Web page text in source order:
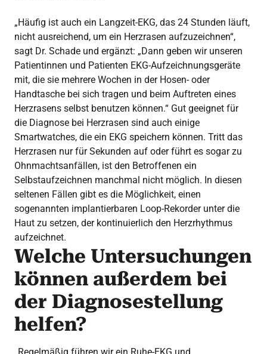
„Häufig ist auch ein Langzeit-EKG, das 24 Stunden läuft,
nicht ausreichend, um ein Herzrasen aufzuzeichnen“,
sagt Dr. Schade und ergänzt: „Dann geben wir unseren
Patientinnen und Patienten EKG-Aufzeichnungsgeräte
mit, die sie mehrere Wochen in der Hosen- oder
Handtasche bei sich tragen und beim Auftreten eines
Herzrasens selbst benutzen können.“ Gut geeignet für
die Diagnose bei Herzrasen sind auch einige
Smartwatches, die ein EKG speichern können. Tritt das
Herzrasen nur für Sekunden auf oder führt es sogar zu
Ohnmachtsanfällen, ist den Betroffenen ein
Selbstaufzeichnen manchmal nicht möglich. In diesen
seltenen Fällen gibt es die Möglichkeit, einen
sogenannten implantierbaren Loop-Rekorder unter die
Haut zu setzen, der kontinuierlich den Herzrhythmus
aufzeichnet.
Welche Untersuchungen
können außerdem bei
der Diagnosestellung
helfen?